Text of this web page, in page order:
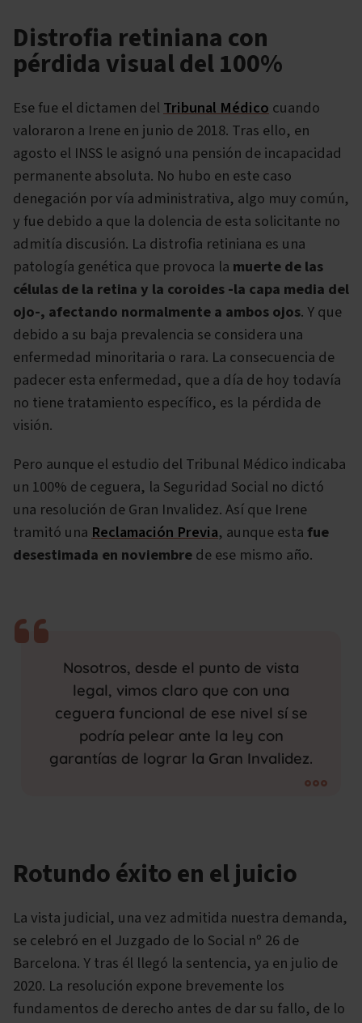
Distrofia retiniana con
pérdida visual del 100%
Ese fue el dictamen del Tribunal Médico cuando
valoraron a Irene en junio de 2018. Tras ello, en
agosto el INSS le asignó una pensión de incapacidad
permanente absoluta. No hubo en este caso
denegación por vía administrativa, algo muy común,
y fue debido a que la dolencia de esta solicitante no
admitía discusión. La distrofia retiniana es una
patología genética que provoca la muerte de las
células de la retina y la coroides -la capa media del
ojo-, afectando normalmente a ambos ojos. Y que
debido a su baja prevalencia se considera una
enfermedad minoritaria o rara. La consecuencia de
padecer esta enfermedad, que a día de hoy todavía
no tiene tratamiento específico, es la pérdida de
visión.
Pero aunque el estudio del Tribunal Médico indicaba
un 100% de ceguera, la Seguridad Social no dictó
una resolución de Gran Invalidez. Así que Irene
tramitó una Reclamación Previa, aunque estafue
desestimada en noviembrede ese mismo año.
Nosotros, desde el punto de vista
legal, vimos claro que con una
ceguera funcional de ese nivel sí se
podría pelear ante la ley con
garantías de lograr la Gran Invalidez.
Rotundo éxito en el juicio
La vista judicial, una vez admitida nuestra demanda,
se celebró en el Juzgado de lo Social nº 26 de
Barcelona. Y tras él llegó la sentencia, ya en julio de
2020. La resolución expone brevemente los
fundamentos de derecho antes de dar su fallo, de lo